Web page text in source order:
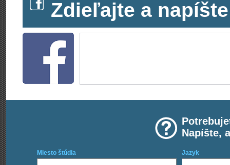
Zdieľajte a
Napíšte,
Miesto štúdia Jazyk